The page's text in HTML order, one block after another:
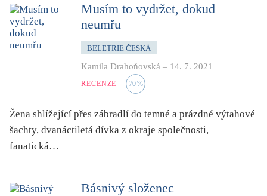
Musím to vydržet, dokud
neumřu
BELETRIE ČESKÁ
Kamila Drahoňovská – 14. 7. 2021
RECENZE 70%
Žena shlížející přes zábradlí do temné a prázdné výtahové
šachty, dvanáctiletá dívka z okraje společnosti,
fanatická…
Básnivý složenec